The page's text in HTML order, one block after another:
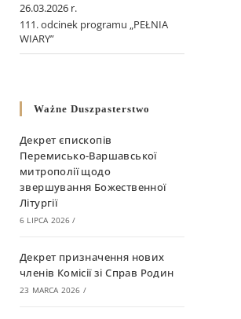
26.03.2026 r.
111. odcinek programu „PEŁNIA
WIARY”
Ważne Duszpasterstwo
Декрет єпископів
Перемисько-Варшавської
митрополії щодо
звершування Божественної
Літургії
6 LIPCA 2026 /
Декрет призначення нових
членів Комісії зі Справ Родин
23 MARCA 2026 /